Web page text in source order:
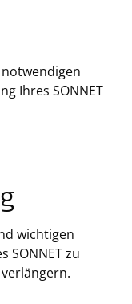
Ihres SONNET
wichtigen
SONNET zu